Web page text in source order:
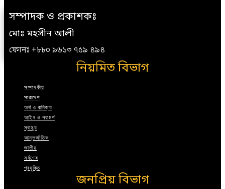
সম্পাদক ও প্রকাশকঃ
মোঃ মহসীন আলী
ফোনঃ +৮৮০ ৯৬১৩ ৭৫৯ ৪৯৪
নিয়মিত বিভাগ
সম্পাদকীয়
সারাদেশ
অর্থ ও বানিজ্য
আইন ও পরামর্শ
স্বাস্থ্য
আন্তর্জাতিক
জাতীয়
সর্বশেষ
প্রযুক্তি
জনপ্রিয় বিভাগ